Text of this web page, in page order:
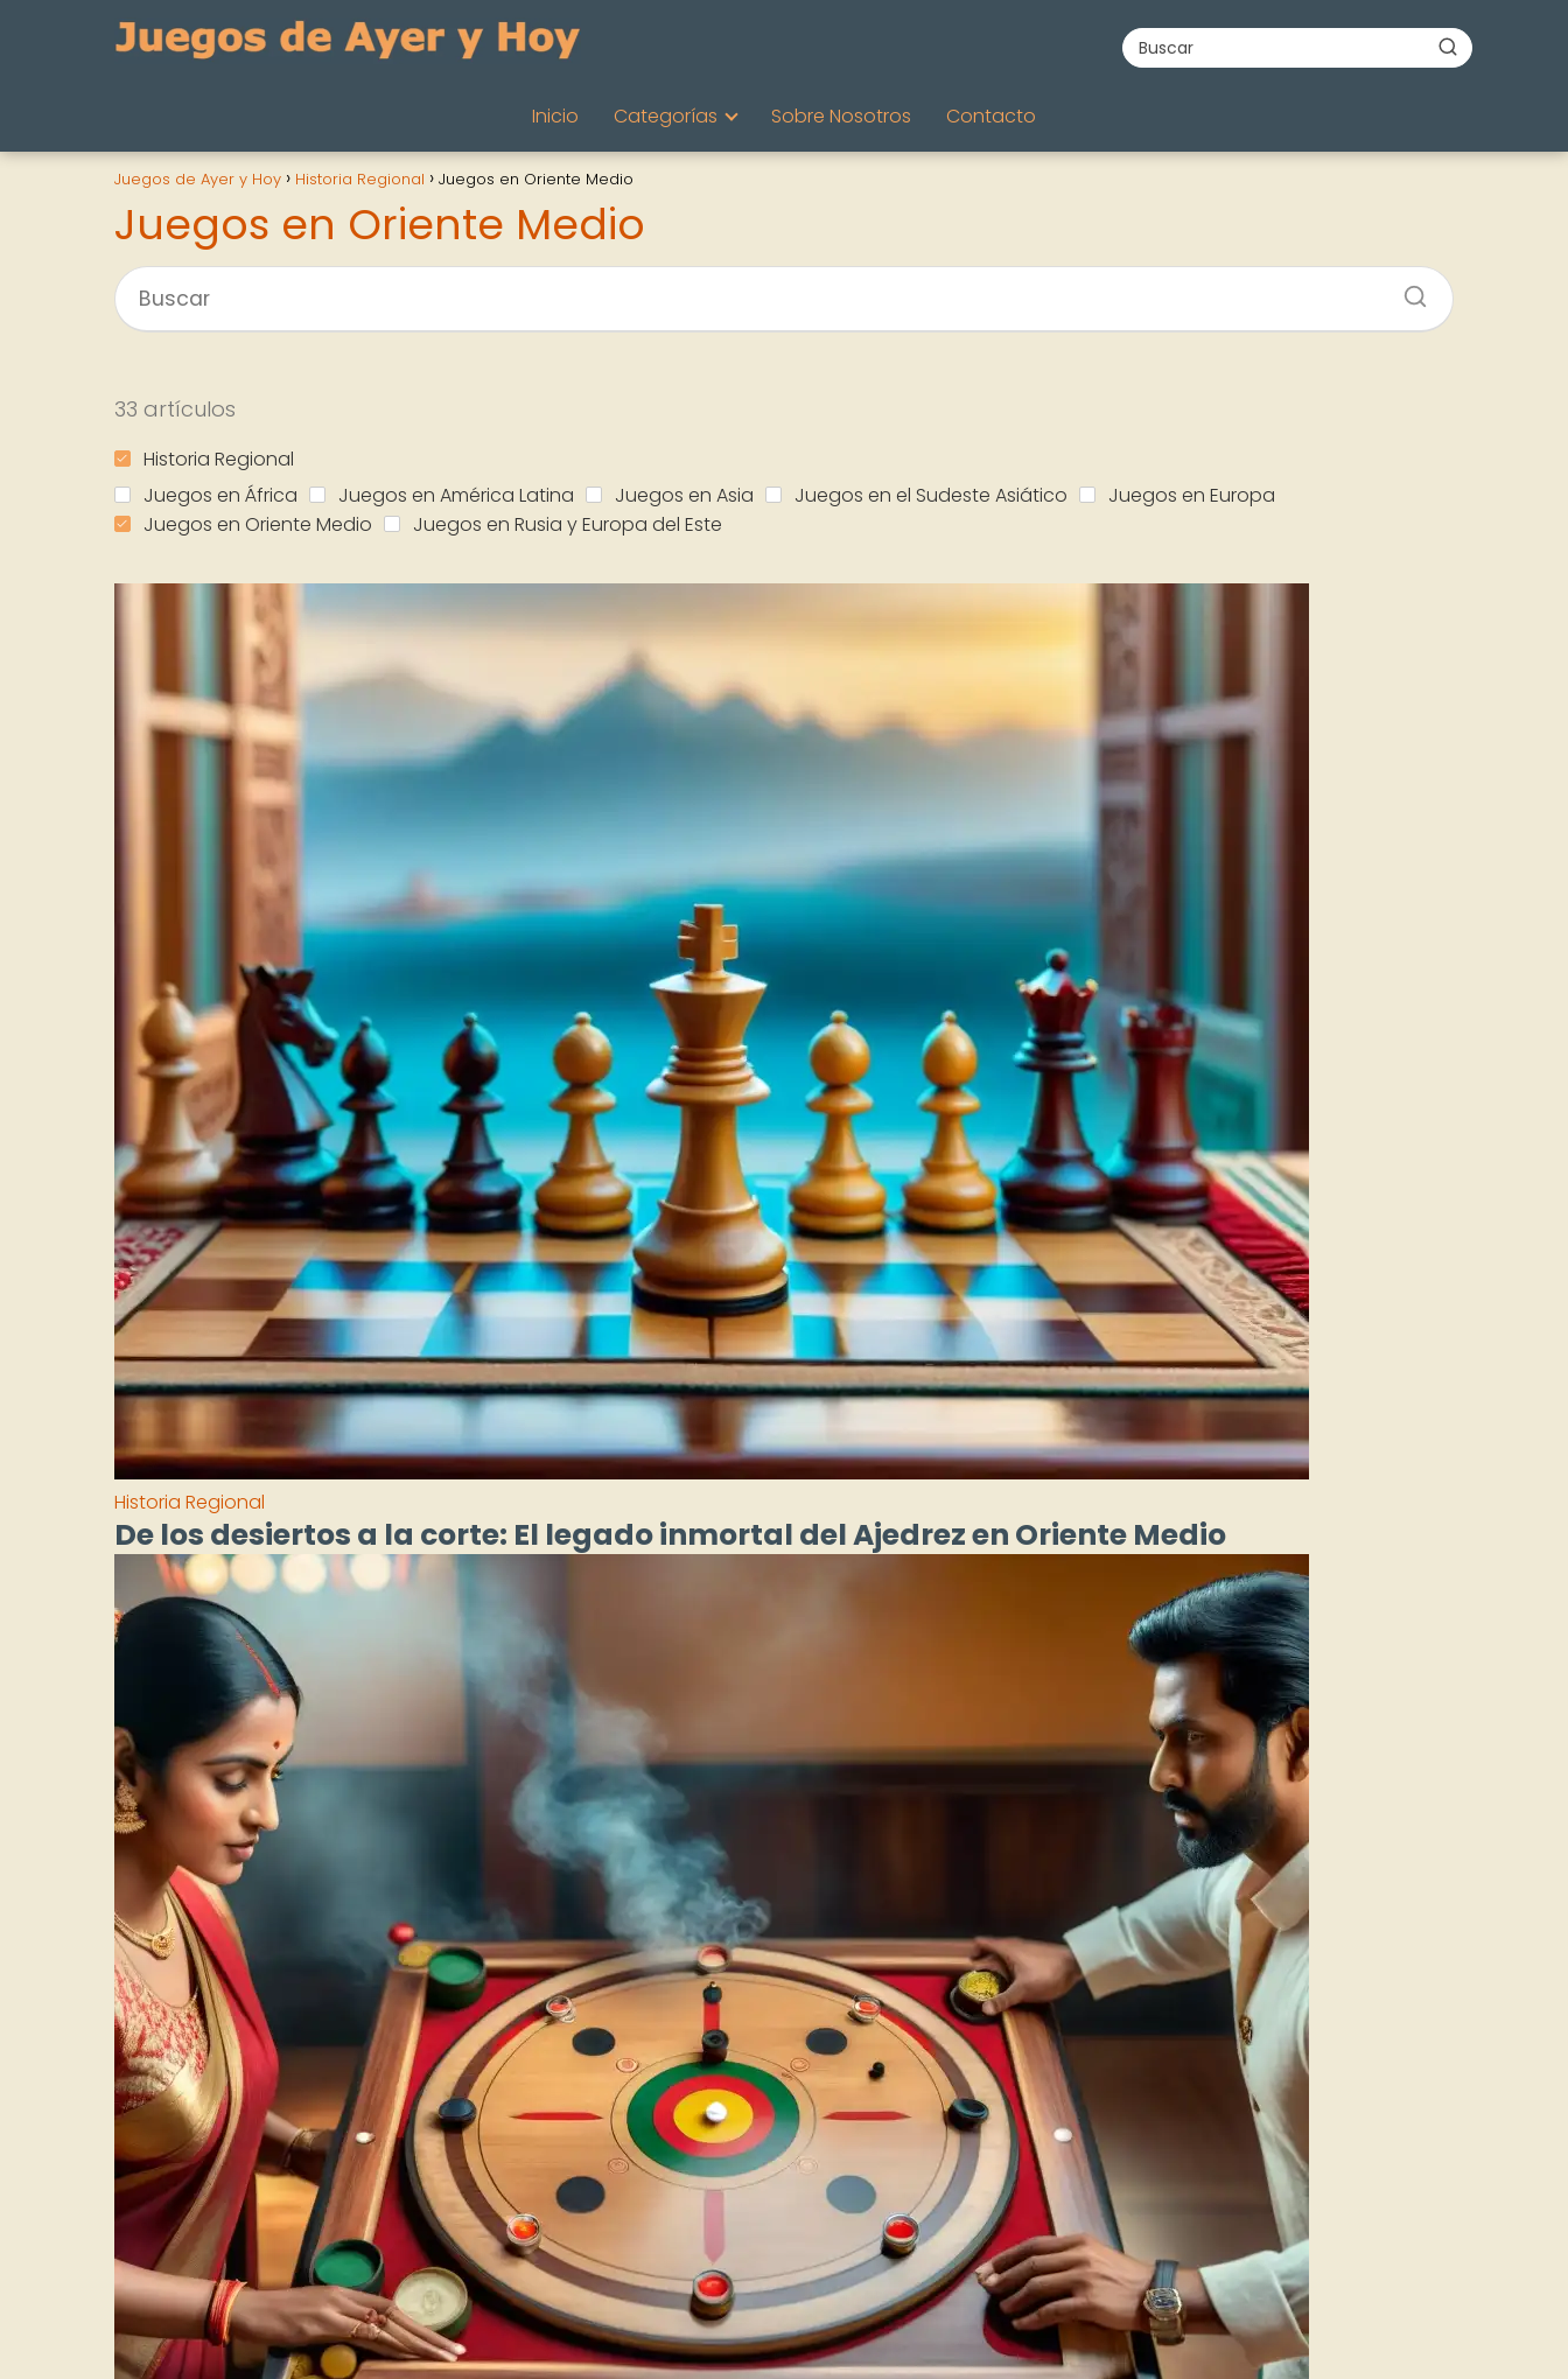
Inicio Categorías Sobre Nosotros Contacto
Juegos de Ayer y Hoy Historia Regional Juegos en Oriente Medio
Juegos en Oriente Medio
33 artículos
Historia Regional
Juegos en África
Juegos en América Latina Juegos en Asia Juegos en el Sudeste Asiático
Juegos en Europa
Juegos en Oriente Medio
Juegos en Rusia y Europa del Este
Historia Regional
De los desiertos a la corte: El legado inmortal del Ajedrez en Oriente Medio